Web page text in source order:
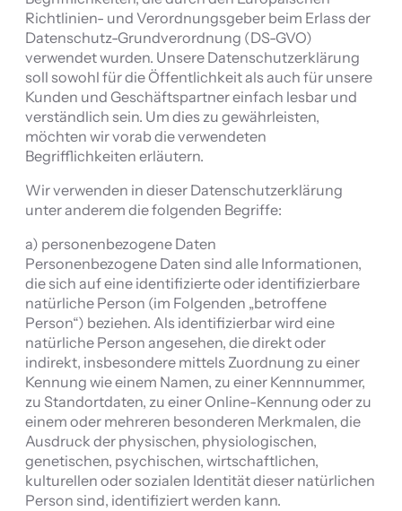
Richtlinien- und Verordnungsgeber beim Erlass der
Datenschutz-Grundverordnung (DS-GVO)
verwendet wurden. Unsere Datenschutzerklärung
soll sowohl für die Öffentlichkeit als auch für unsere
Kunden und Geschäftspartner einfach lesbar und
verständlich sein. Um dies zu gewährleisten,
möchten wir vorab die verwendeten
Begrifflichkeiten erläutern.
Wir verwenden in dieser Datenschutzerklärung
unter anderem die folgenden Begriffe:
a) personenbezogene Daten
Personenbezogene Daten sind alle Informationen,
die sich auf eine identifizierte oder identifizierbare
natürliche Person (im Folgenden „betroffene
Person“) beziehen. Als identifizierbar wird eine
natürliche Person angesehen, die direkt oder
indirekt, insbesondere mittels Zuordnung zu einer
Kennung wie einem Namen, zu einer Kennnummer,
zu Standortdaten, zu einer Online-Kennung oder zu
einem oder mehreren besonderen Merkmalen, die
Ausdruck der physischen, physiologischen,
genetischen, psychischen, wirtschaftlichen,
kulturellen oder sozialen Identität dieser natürlichen
Person sind, identifiziert werden kann.